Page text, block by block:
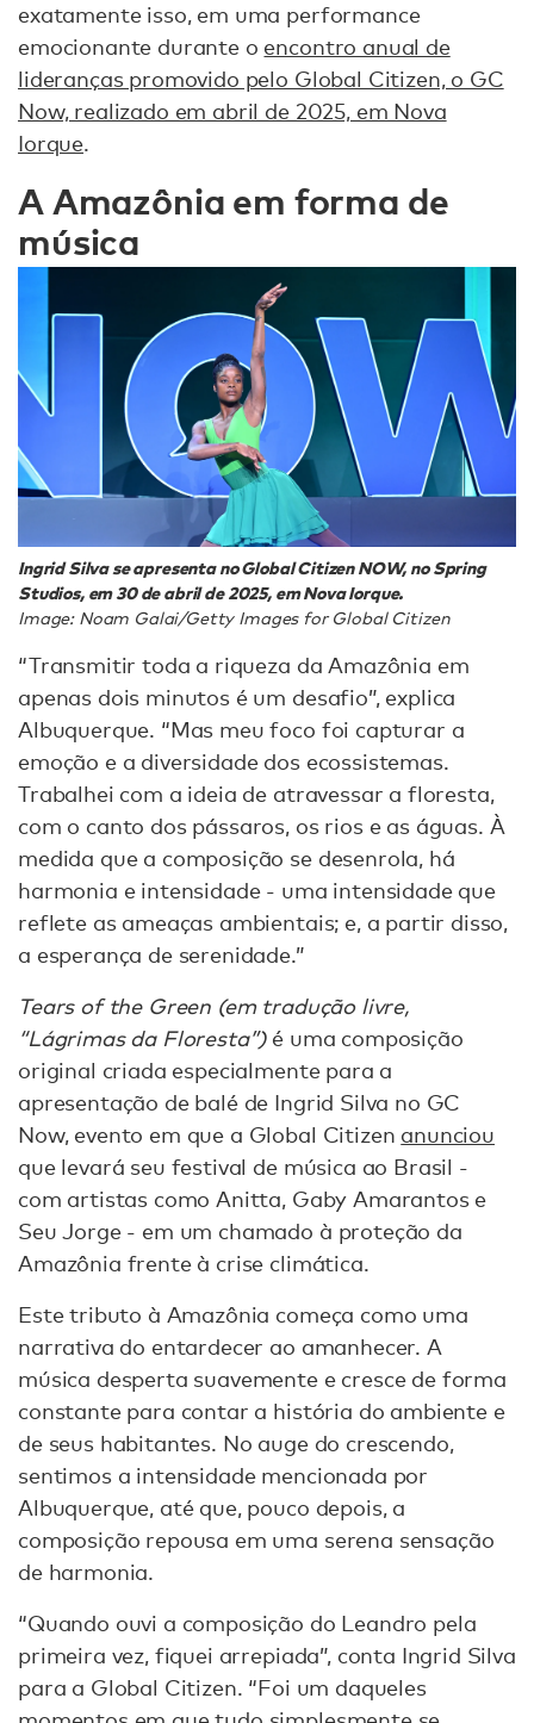
exatamente isso, em uma performance
emocionante durante o encontro anual de
lideranças promovido pelo Global Citizen, o GC
Now, realizado em abril de 2025, em Nova
Iorque.
A Amazônia em forma de
música
Ingrid Silva se apresenta no Global Citizen NOW, no Spring
Studios, em 30 de abril de 2025, em Nova Iorque.
Image: Noam Galai/Getty Images for Global Citizen
“Transmitir toda a riqueza da Amazônia em
apenas dois minutos é um desafio”, explica
Albuquerque. “Mas meu foco foi capturar a
emoção e a diversidade dos ecossistemas.
Trabalhei com a ideia de atravessar a floresta,
com o canto dos pássaros, os rios e as águas. À
medida que a composição se desenrola, há
harmonia e intensidade - uma intensidade que
reflete as ameaças ambientais; e, a partir disso,
a esperança de serenidade.”
Tears of the Green (em tradução livre,
“Lágrimas da Floresta”)é uma composição
original criada especialmente para a
apresentação de balé de Ingrid Silva no GC
Now, evento em que a Global Citizen anunciou
que levará seu festival de música ao Brasil -
com artistas como Anitta, Gaby Amarantos e
Seu Jorge - em um chamado à proteção da
Amazônia frente à crise climática.
Este tributo à Amazônia começa como uma
narrativa do entardecer ao amanhecer. A
música desperta suavemente e cresce de forma
constante para contar a história do ambiente e
de seus habitantes. No auge do crescendo,
sentimos a intensidade mencionada por
Albuquerque, até que, pouco depois, a
composição repousa em uma serena sensação
de harmonia.
“Quando ouvi a composição do Leandro pela
primeira vez, fiquei arrepiada”, conta Ingrid Silva
para a Global Citizen. “Foi um daqueles